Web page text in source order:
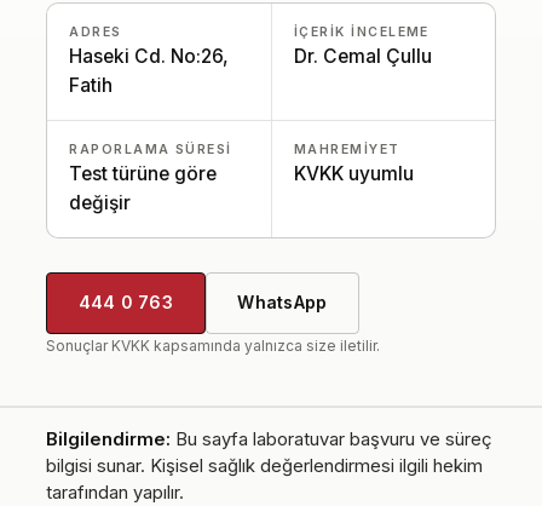
ADRES
Haseki Cd. No:26,
Fatih
İÇERIK INCELEME
Dr. Cemal Çullu
RAPORLAMA SÜRESI
Test türüne göre
değişir
MAHREMIYET
KVKK uyumlu
444 0 763 WhatsApp
Sonuçlar KVKK kapsamında yalnızca size iletilir.
Bilgilendirme: Bu sayfa laboratuvar başvuru ve süreç
bilgisi sunar. Kişisel sağlık değerlendirmesi ilgili hekim
tarafından yapılır.